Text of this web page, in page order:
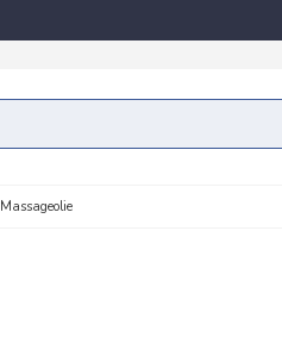
Massageolie